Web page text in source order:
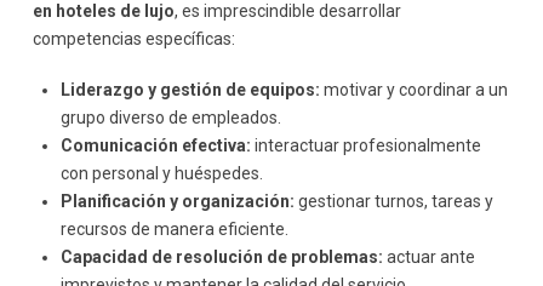
en hoteles de lujo, es imprescindible desarrollar
competencias específicas:
Liderazgo y gestión de equipos: motivar y coordinar a un
grupo diverso de empleados.
Comunicación efectiva: interactuar profesionalmente
con personal y huéspedes.
Planificación y organización: gestionar turnos, tareas y
recursos de manera eficiente.
Capacidad de resolución de problemas: actuar ante